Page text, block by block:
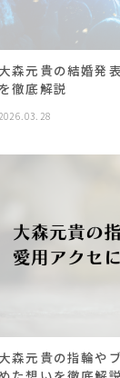
大森元貴の結婚発
を徹底解説
2026.03.28
大森元貴の指輪や